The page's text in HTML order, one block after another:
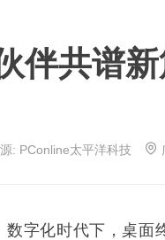
伴共谱
: PConline太平洋科技
数字化时代下，桌面